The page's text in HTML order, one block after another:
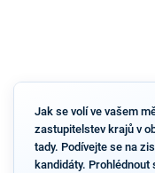
Jak se volí ve vašem
zastupitelstev krajů v
tady. Podívejte se na
kandidáty. Prohlédnout